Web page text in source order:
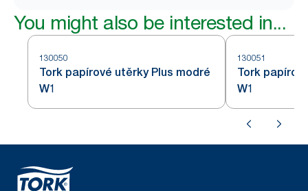
You might also be interested in...
130050
Tork papírové utěrky Plus modré
W1
130051
Tork
W1